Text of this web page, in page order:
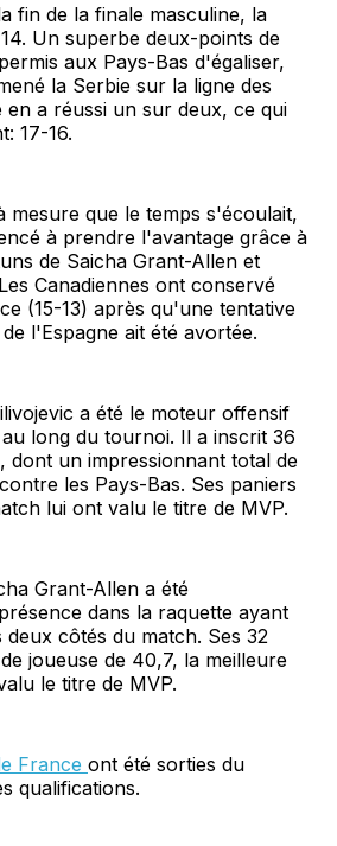
fin de la finale masculine, la
Un superbe deux-points de
aux Pays-Bas d'égaliser,
la Serbie sur la ligne des
en a réussi un sur deux, ce qui
17-16.
mesure que le temps s'écoulait,
à prendre l'avantage grâce à
de Saicha Grant-Allen et
Canadiennes ont conservé
(15-13) après qu'une tentative
l'Espagne ait été avortée.
a été le moteur offensif
long du tournoi. Il a inscrit 36
dont un impressionnant total de
les Pays-Bas. Ses paniers
lui ont valu le titre de MVP.
Grant-Allen a été
dans la raquette ayant
côtés du match. Ses 32
joueuse de 40,7, la meilleure
le titre de MVP.
France ont été sorties du
qualifications.